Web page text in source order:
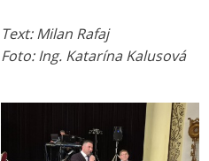
Text: Milan Rafaj
Foto: Ing. Katarína Kalusová